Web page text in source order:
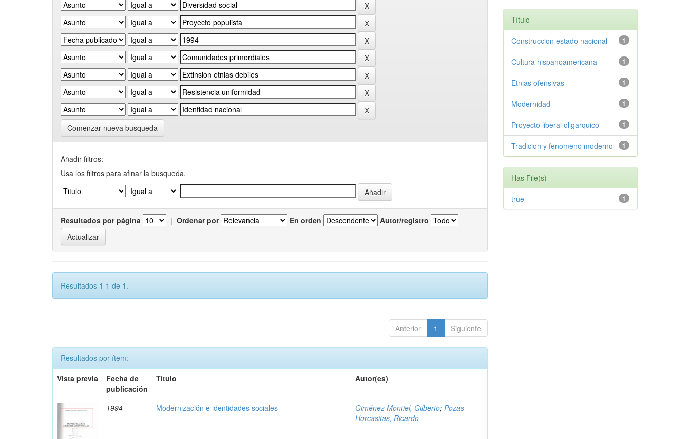
Comenzar nueva busqueda
Añadir filtros:
Usa los filtros para afinar la busqueda.
Resultados por página | Ordenar por En orden Autor/registro
Resultados 1-1 de 1.
Anterior 1 Siguiente
Resultados por ítem:
Vista previa
Fecha de
publicación
Título Autor(es)
1994 Modernización e identidades sociales Giménez Montiel, Gilberto;Pozas
Horcasitas, Ricardo
Título
1
Construccion estado nacional
1
Cultura hispanoamericana
1
Etnias ofensivas
1
Modernidad
1
Proyecto liberal oligarquico
1
Tradicion y fenomeno moderno
Has File(s)
1
true